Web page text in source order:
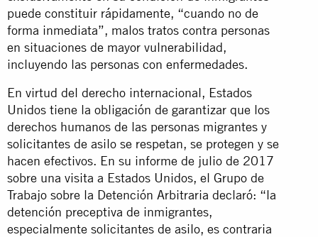
puede constituir rápidamente, “cuando no de
forma inmediata”, malos tratos contra personas
en situaciones de mayor vulnerabilidad,
incluyendo las personas con enfermedades.
En virtud del derecho internacional, Estados
Unidos tiene la obligación de garantizar que los
derechos humanos de las personas migrantes y
solicitantes de asilo se respetan, se protegen y se
hacen efectivos. En su informe de julio de 2017
sobre una visita a Estados Unidos, el Grupo de
Trabajo sobre la Detención Arbitraria declaró: “la
detención preceptiva de inmigrantes,
especialmente solicitantes de asilo, es contraria